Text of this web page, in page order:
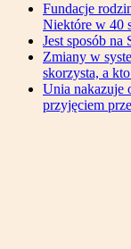
Fundacje
Niektóre w 40
Jest sposób
Zmiany w
skorzysta, a
Unia nakazuje
przyjęciem